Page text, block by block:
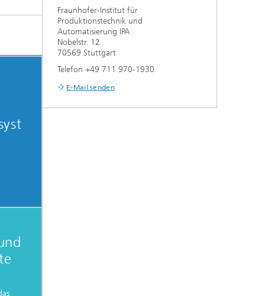
Fraunhofer-Institut für
Produktionstechnik und
Automatisierung IPA
Nobelstr. 12
70569 Stuttgart
Telefon +49 711 970-1930
E-Mail senden